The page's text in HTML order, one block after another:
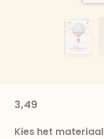
3,49
Kies het materiaal